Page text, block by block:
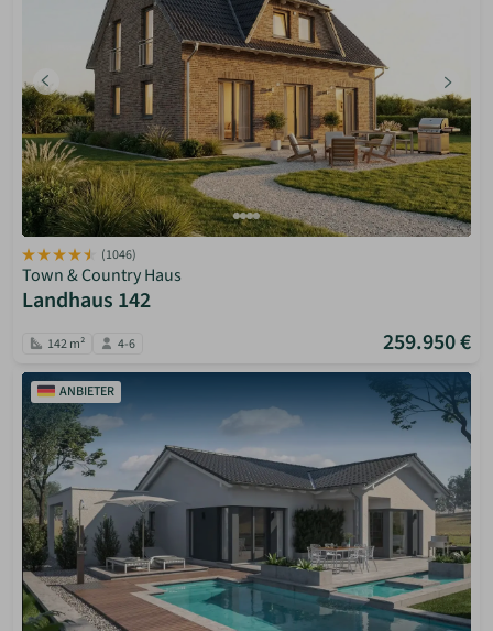
(1046)
Town & Country Haus
Landhaus 142
142 m² 4-6 259.950 €
ANBIETER